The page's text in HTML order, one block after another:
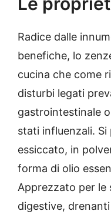
Radice dalle
benefiche, lo
cucina che come
disturbi legati
gastrointestinale
stati influenzali. Si
essiccato, in
forma di olio
Apprezzato per le
digestive,